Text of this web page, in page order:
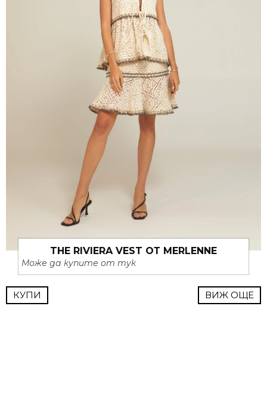
THE RIVIERA VEST ОТ MERLENNE
Може да купите от тук
КУПИ ВИЖ ОЩЕ